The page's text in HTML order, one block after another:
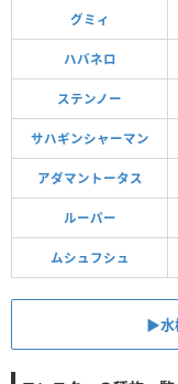
グミィ
ハバネロ
ステンノー
サハギンシャーマン
アダマントータス
ルーパー
ムシュフシュ
▶︎水